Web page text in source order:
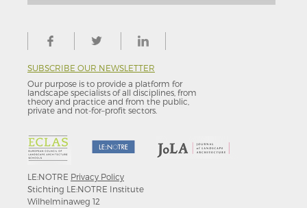
SUBSCRIBE OUR NEWSLETTER
Our purpose is to provide a platform for
landscape specialists of all disciplines, from
theory and practice and from the public,
private and not-for–profit sectors.
LE:NOTRE Privacy Policy
Stichting LE:NOTRE Institute
Wilhelminaweg 12